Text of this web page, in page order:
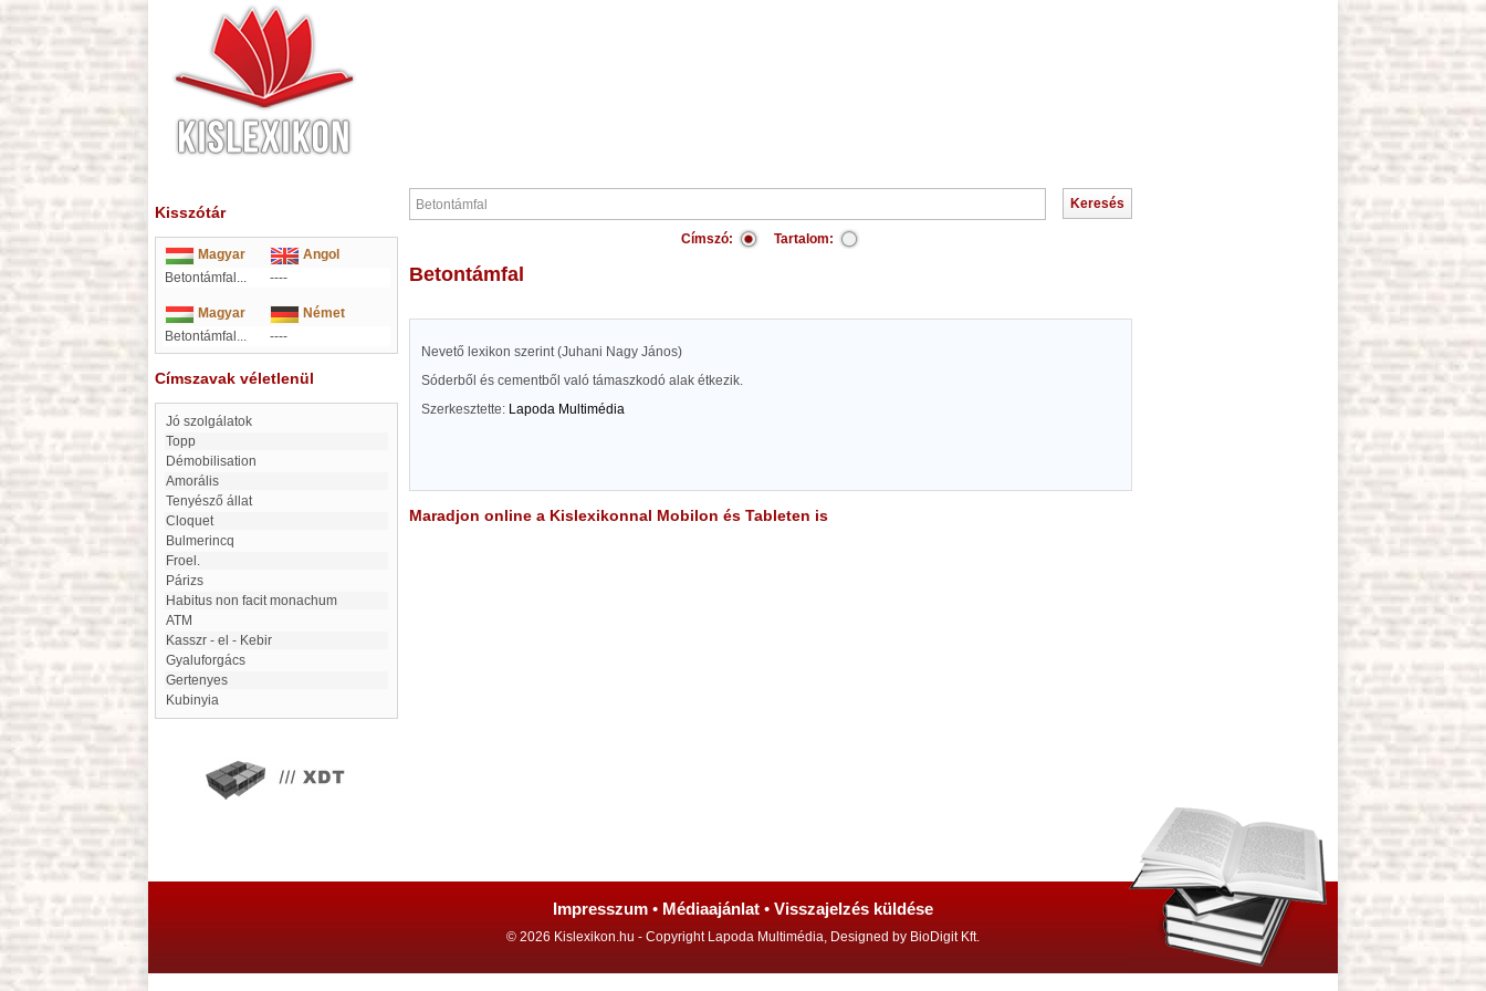
Kisszótár
Magyar
Angol
Betontámfal...
----
Magyar
Német
Betontámfal...
----
Címszavak véletlenül
Jó szolgálatok
Topp
Démobilisation
amorális
Tenyésző állat
Cloquet
Bulmerincq
Froel.
Párizs
habitus non facit monachum
ATM
Kasszr - el - Kebir
Gyaluforgács
Gertenyes
Kubinyia
Címszó: Tartalom:
Betontámfal
Nevető lexikon szerint (Juhani Nagy János)
Sóderből és cementből való támaszkodó alak étkezik.
Szerkesztette: Lapoda Multimédia
Maradjon online a Kislexikonnal Mobilon és Tableten is
Impresszum • Médiaajánlat • Visszajelzés küldése
© 2026 Kislexikon.hu - Copyright Lapoda Multimédia, Designed by BioDigit Kft.